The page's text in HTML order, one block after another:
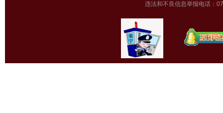
违法和不良信息举报电话：